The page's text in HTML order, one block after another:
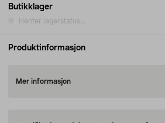
Butikklager
Henter lagerstatus...
Produktinformasjon
Mer informasjon